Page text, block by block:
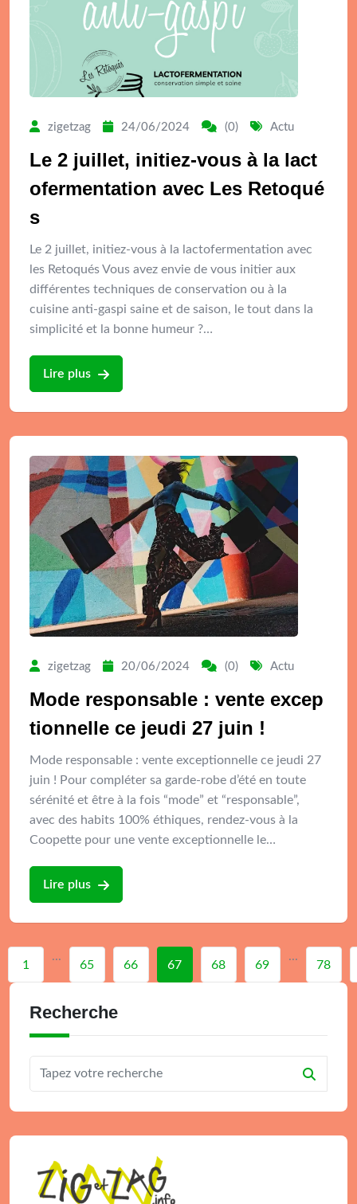
zigetzag 24/06/2024 (0) Actu
Le 2 juillet, initiez-vous à la lact
ofermentation avec Les Retoqué
s
Le 2 juillet, initiez-vous à la lactofermentation avec
les Retoqués Vous avez envie de vous initier aux
différentes techniques de conservation ou à la
cuisine anti-gaspi saine et de saison, le tout dans la
simplicité et la bonne humeur ?…
Lire plus
zigetzag 20/06/2024 (0) Actu
Mode responsable : vente excep
tionnelle ce jeudi 27 juin !
Mode responsable : vente exceptionnelle ce jeudi 27
juin ! Pour compléter sa garde-robe d’été en toute
sérénité et être à la fois “mode” et “responsable”,
avec des habits 100% éthiques, rendez-vous à la
Coopette pour une vente exceptionnelle le…
Lire plus
1
...
65 66 67 68 69
...
78
Recherche